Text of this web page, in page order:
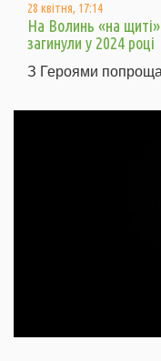
28 квітня, 17:14
На Волинь «на щиті»
загинули у 2024 році
З Героями